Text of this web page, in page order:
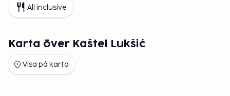
All inclusive
Karta över Kaštel Lukšić
Visa på karta